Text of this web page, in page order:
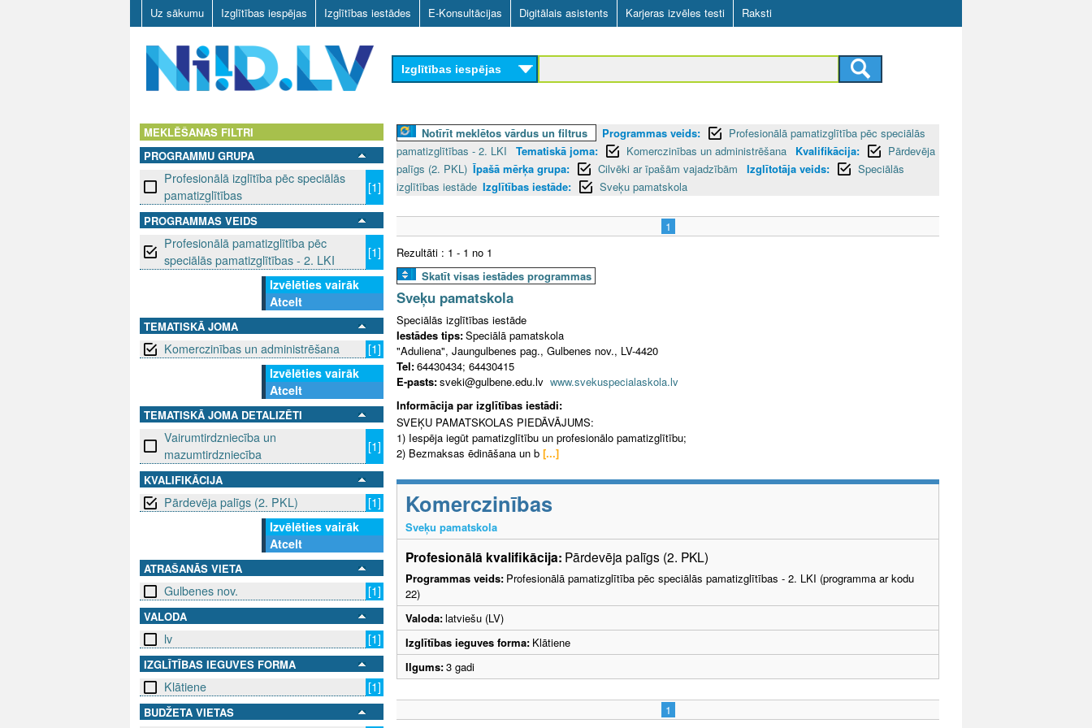
Skip
to
main
content
Uz sākumu Izglītības iespējas Izglītības iestādes E-Konsultācijas Digitālais asistents Karjeras izvēles testi Raksti
D
L
Izglītības iespējas
MEKLĒŠANAS FILTRI
PROGRAMMU GRUPA
Profesionālā izglītība pēc speciālās
pamatizglītības
[1]
PROGRAMMAS VEIDS
Profesionālā pamatizglītība pēc
speciālās pamatizglītības - 2. LKI
[1]
Izvēlēties vairāk
Atcelt
TEMATISKĀ JOMA
Komerczinības un administrēšana
[1]
Izvēlēties vairāk
Atcelt
TEMATISKĀ JOMA DETALIZĒTI
Vairumtirdzniecība un
mazumtirdzniecība
[1]
KVALIFIKĀCIJA
Pārdevēja palīgs (2. PKL)
[1]
Izvēlēties vairāk
Atcelt
ATRAŠANĀS VIETA
Gulbenes nov. [1]
VALODA
lv [1]
IZGLĪTĪBAS IEGUVES FORMA
Klātiene [1]
BUDŽETA VIETAS
Notīrīt meklētos vārdus un filtrus Programmas veids:
Profesionālā pamatizglītība pēc speciālās
pamatizglītības - 2. LKI
Tematiskā joma: Komerczinības un administrēšana Kvalifikācija:
Pārdevēja
palīgs (2. PKL) Īpašā mērķa grupa: Cilvēki ar īpašām vajadzībām Izglītotāja veids:
Speciālās
izglītības iestāde Izglītības iestāde: Sveķu pamatskola
1
Rezultāti : 1 - 1 no 1
Skatīt visas iestādes programmas
Sveķu pamatskola
Speciālās izglītības iestāde
Iestādes tips:Speciālā pamatskola
"Aduliena", Jaungulbenes pag., Gulbenes nov., LV-4420
Tel:64430434; 64430415
E-pasts:sveki@gulbene.edu.lv www.svekuspecialaskola.lv
Informācija par izglītības iestādi:
SVEĶU PAMATSKOLAS PIEDĀVĀJUMS:
1) Iespēja iegūt pamatizglītību un profesionālo pamatizglītību;
2) Bezmaksas ēdināšana un b [...]
Komerczinības
Sveķu pamatskola
Profesionālā kvalifikācija: Pārdevēja palīgs (2. PKL)
Programmas veids: Profesionālā pamatizglītība pēc speciālās pamatizglītības - 2. LKI (programma ar kodu
22)
Valoda:latviešu (LV)
Izglītības ieguves forma: Klātiene
Ilgums:3 gadi
1